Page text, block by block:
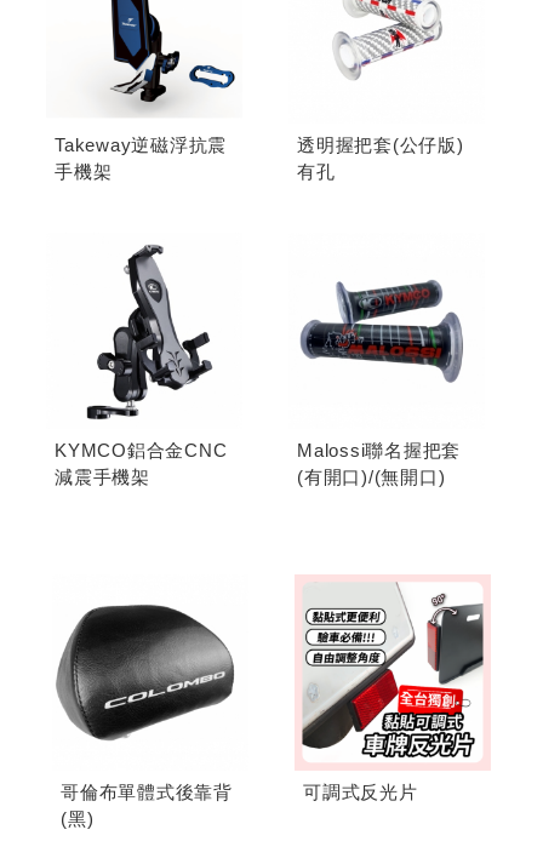
Takeway逆磁浮抗震
手機架
透明握把套(公仔版)
有孔
KYMCO鋁合金CNC
減震手機架
Malossi聯名握把套
(有開口)/(無開口)
哥倫布單體式後靠背
(黑)
可調式反光片